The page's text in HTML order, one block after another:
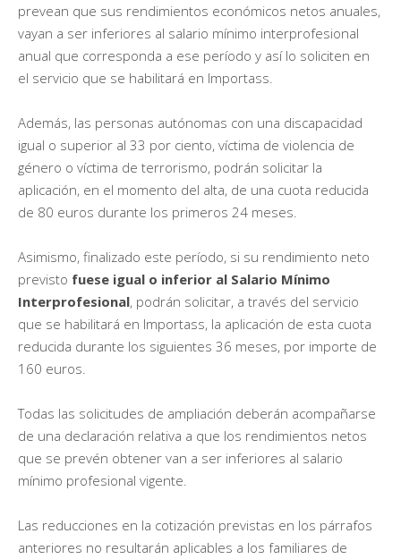
prevean que sus rendimientos económicos netos anuales,
vayan a ser inferiores al salario mínimo interprofesional
anual que corresponda a ese período y así lo soliciten en
el servicio que se habilitará en Importass.
Además, las personas autónomas con una discapacidad
igual o superior al 33 por ciento, víctima de violencia de
género o víctima de terrorismo, podrán solicitar la
aplicación, en el momento del alta, de una cuota reducida
de 80 euros durante los primeros 24 meses.
Asimismo, finalizado este período, si su rendimiento neto
previsto fuese igual o inferior al Salario Mínimo
Interprofesional, podrán solicitar, a través del servicio
que se habilitará en Importass, la aplicación de esta cuota
reducida durante los siguientes 36 meses, por importe de
160 euros.
Todas las solicitudes de ampliación deberán acompañarse
de una declaración relativa a que los rendimientos netos
que se prevén obtener van a ser inferiores al salario
mínimo profesional vigente.
Las reducciones en la cotización previstas en los párrafos
anteriores no resultarán aplicables a los familiares de